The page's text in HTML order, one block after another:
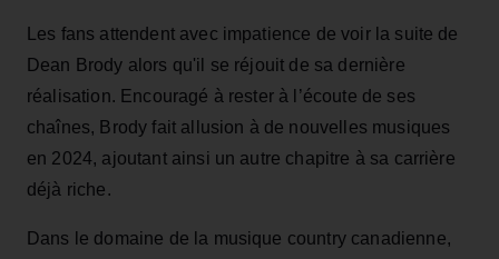
Les fans attendent avec impatience de voir la suite de
Dean Brody alors qu'il se réjouit de sa dernière
réalisation. Encouragé à rester à l’écoute de ses
chaînes, Brody fait allusion à de nouvelles musiques
en 2024, ajoutant ainsi un autre chapitre à sa carrière
déjà riche.
Dans le domaine de la musique country canadienne,